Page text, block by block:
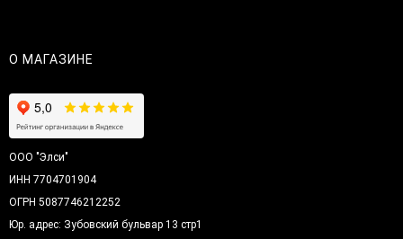
О МАГАЗИНЕ
ООО "Элси"
ИНН 7704701904
ОГРН 5087746212252
Юр. адрес: Зубовский бульвар 13 стр1